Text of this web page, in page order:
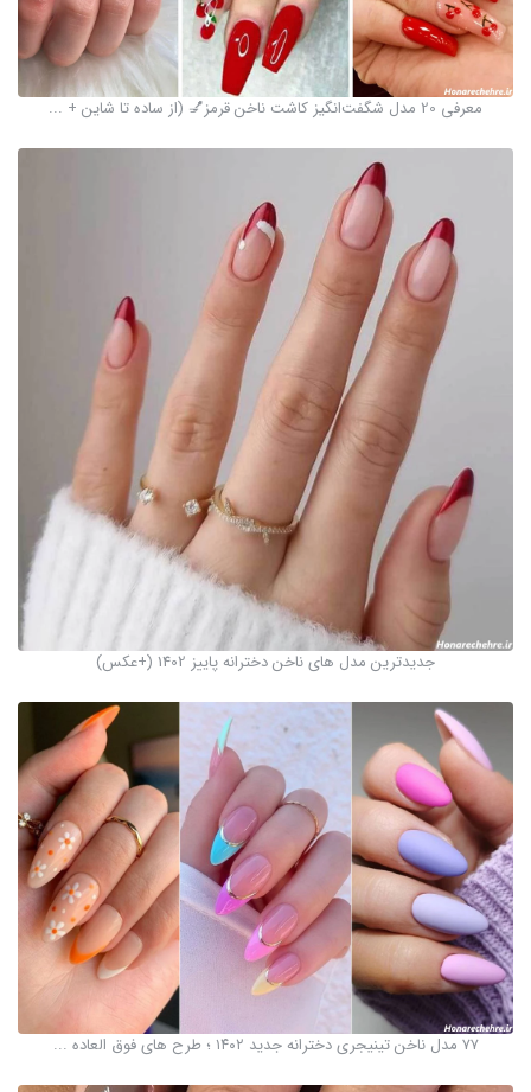
معرفی 20 مدل شگفت‌انگیز کاشت ناخن قرمز💅 (از ساده تا شاین + ...
جدیدترین مدل های ناخن دخترانه پاییز 1402 (+عکس)
۷۷ مدل ناخن تینیجری دخترانه جدید ۱۴۰۲ ؛ طرح های فوق العاده ...